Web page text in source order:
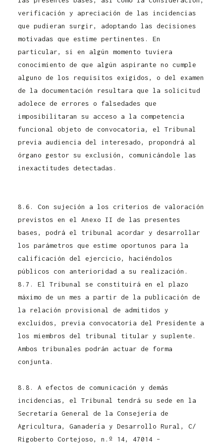
verificación y apreciación de las incidencias
que pudieran surgir, adoptando las decisiones
motivadas que estime pertinentes. En
particular, si en algún momento tuviera
conocimiento de que algún aspirante no cumple
alguno de los requisitos exigidos, o del examen
de la documentación resultara que la solicitud
adolece de errores o falsedades que
imposibilitaran su acceso a la competencia
funcional objeto de convocatoria, el Tribunal
previa audiencia del interesado, propondrá al
órgano gestor su exclusión, comunicándole las
inexactitudes detectadas.
8.6. Con sujeción a los criterios de valoración
previstos en el Anexo II de las presentes
bases, podrá el tribunal acordar y desarrollar
los parámetros que estime oportunos para la
calificación del ejercicio, haciéndolos
públicos con anterioridad a su realización.
8.7. El Tribunal se constituirá en el plazo
máximo de un mes a partir de la publicación de
la relación provisional de admitidos y
excluidos, previa convocatoria del Presidente a
los miembros del tribunal titular y suplente.
Ambos tribunales podrán actuar de forma
conjunta.
8.8. A efectos de comunicación y demás
incidencias, el Tribunal tendrá su sede en la
Secretaría General de la Consejería de
Agricultura, Ganadería y Desarrollo Rural, C/
Rigoberto Cortejoso, n.º 14, 47014 –